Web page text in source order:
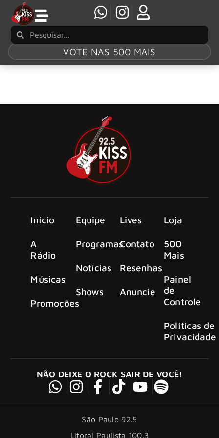
VOTE NAS 500 MAIS
Início
A
Rádio
Músicas
Promoções
Equipe
Programas
Notícias
Shows
Lives
Contato
Resenhas
Anuncie
Loja
500
Mais
Painel
de
Controle
Políticas de
Privacidade
NÃO DEIXE O ROCK SAIR DE VOCÊ!
São Paulo 92.5
Litoral Paulista 100.3